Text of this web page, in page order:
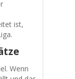
ist,
Wenn